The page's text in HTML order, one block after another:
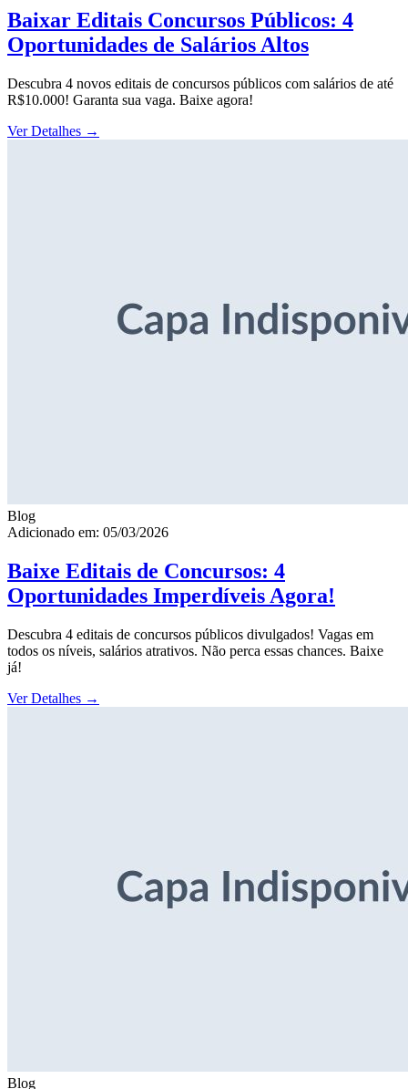
Baixar Editais Concursos Públicos: 4
Oportunidades de Salários Altos
Descubra 4 novos editais de concursos públicos com salários de até
R$10.000! Garanta sua vaga. Baixe agora!
Ver Detalhes →
Blog
Adicionado em: 05/03/2026
Baixe Editais de Concursos: 4
Oportunidades Imperdíveis Agora!
Descubra 4 editais de concursos públicos divulgados! Vagas em
todos os níveis, salários atrativos. Não perca essas chances. Baixe
já!
Ver Detalhes →
Blog